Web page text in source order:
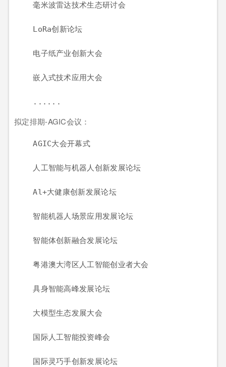
    毫米波雷达技术生态研讨会
    LoRa创新论坛
    电子纸产业创新大会
    嵌入式技术应用大会
    ......
拟定排期-AGIC会议：
    AGIC大会开幕式
    人工智能与机器人创新发展论坛
    Al+大健康创新发展论坛
    智能机器人场景应用发展论坛
    智能体创新融合发展论坛
    粤港澳大湾区人工智能创业者大会
    具身智能高峰发展论坛
    大模型生态发展大会
    国际人工智能投资峰会
    国际灵巧手创新发展论坛